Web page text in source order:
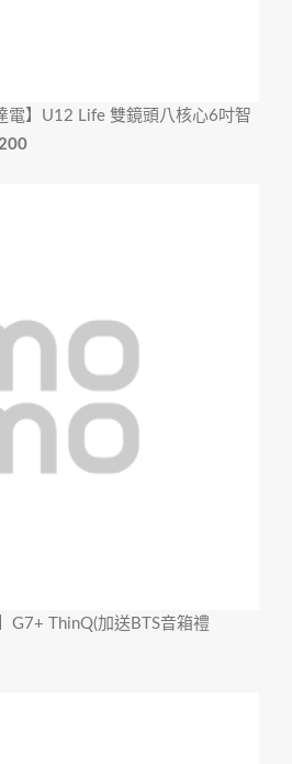
電】U12 Life 雙鏡頭八核心6吋智
G7+ ThinQ(加送BTS音箱禮